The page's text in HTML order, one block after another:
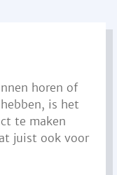
horen of
is het
te maken
juist ook voor